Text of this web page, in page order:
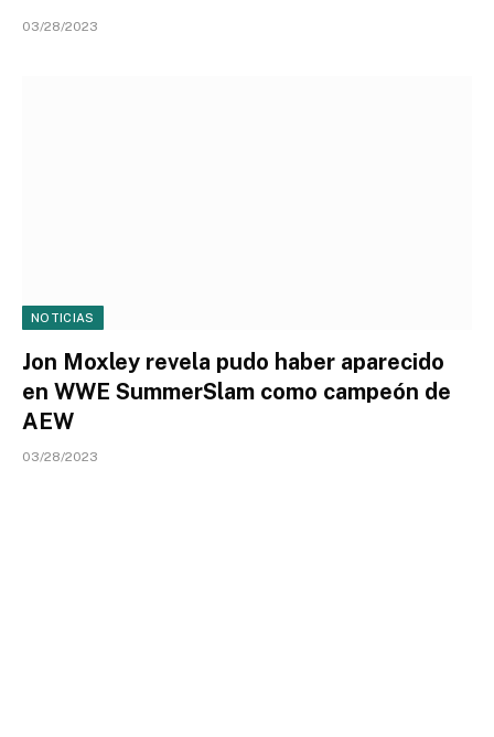
03/28/2023
NOTICIAS
Jon Moxley revela pudo haber aparecido
en WWE SummerSlam como campeón de
AEW
03/28/2023